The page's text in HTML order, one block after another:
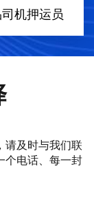
机押运员
请及时与我们联
个电话、每一封